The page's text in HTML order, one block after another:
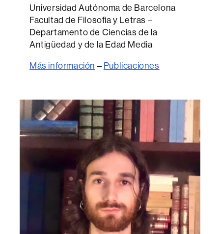
Universidad Autónoma de Barcelona
Facultad de Filosofía y Letras –
Departamento de Ciencias de la
Antigüedad y de la Edad Media
Más información – Publicaciones